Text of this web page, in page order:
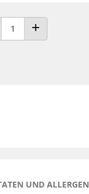
VERRINGERN
ANZAHL
UND